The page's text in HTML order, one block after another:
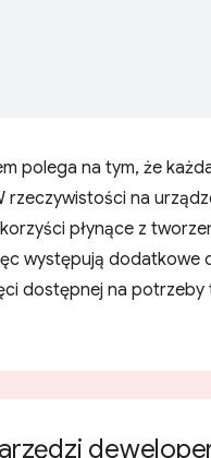
polega na tym, że
rzeczywistości na
płynące z
występują dodatkowe
dostępnej na potrzeby